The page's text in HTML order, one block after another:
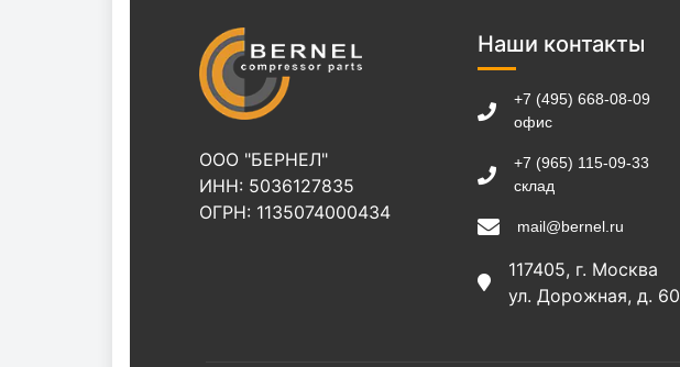
ООО "БЕРНЕЛ"
ИНН: 5036127835
ОГРН: 1135074000434
Наши контакты
+7 (495) 668-08-09
офис
+7 (965) 115-09-33
склад
mail@bernel.ru
117405, г. Москва
ул. Дорожная, д. 60